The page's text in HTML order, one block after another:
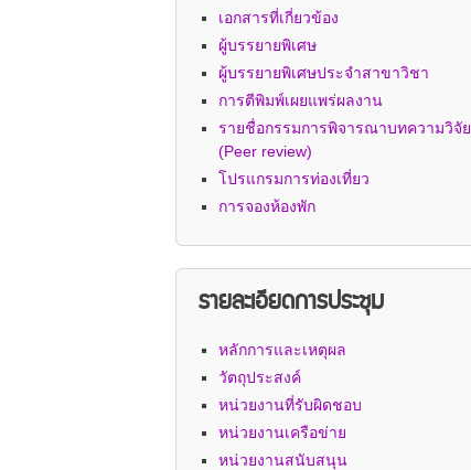
เอกสารที่เกี่ยวข้อง
ผู้บรรยายพิเศษ
ผู้บรรยายพิเศษประจำสาขาวิชา
การตีพิมพ์เผยแพร่ผลงาน
รายชื่อกรรมการพิจารณาบทความวิจัย
(Peer review)
โปรแกรมการท่องเที่ยว
การจองห้องพัก
รายละเอียดการประชุม
หลักการและเหตุผล
วัตถุประสงค์
หน่วยงานที่รับผิดชอบ
หน่วยงานเครือข่าย
หน่วยงานสนับสนุน